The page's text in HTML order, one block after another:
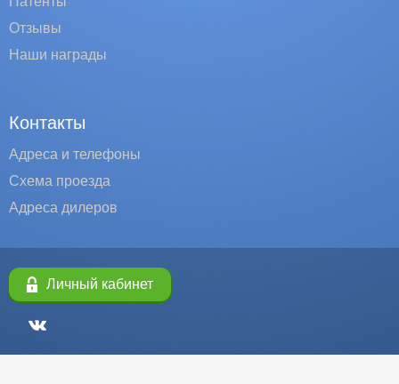
Отзывы
Наши награды
Контакты
Адреса и телефоны
Схема проезда
Адреса дилеров
Личный кабинет